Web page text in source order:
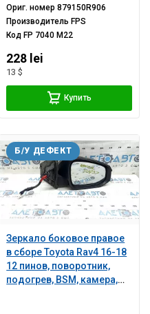
Ориг. номер879150R906
Производитель FPS
Код FP 7040 M22
228 lei
13 $
Купить
Зеркало боковое правое
в сборе Toyota Rav4 16-18
12 пинов, поворотник,
подогрев, BSM, камера,
Б/У ДЕФЕКТ